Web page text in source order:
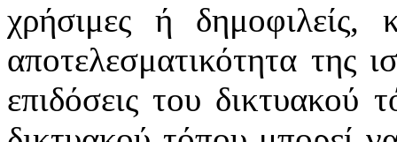
χρήσιμες ή
αποτελεσματικότητα της
επιδόσεις του δικτυακού